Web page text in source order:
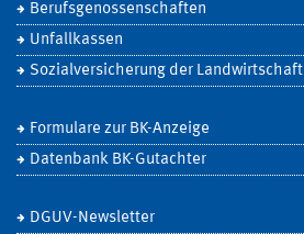
Berufsgenossenschaften
Unfallkassen
Sozialversicherung der Landwirtschaft
Formulare zur BK-Anzeige
Datenbank BK-Gutachter
DGUV-Newsletter